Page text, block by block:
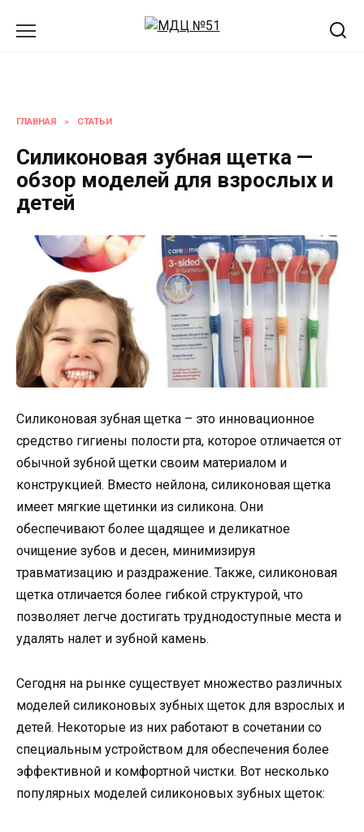
ГЛАВНАЯ » СТАТЬИ
Силиконовая зубная щетка —
обзор моделей для взрослых и
детей
Силиконовая зубная щетка – это инновационное
средство гигиены полости рта, которое отличается от
обычной зубной щетки своим материалом и
конструкцией. Вместо нейлона, силиконовая щетка
имеет мягкие щетинки из силикона. Они
обеспечивают более щадящее и деликатное
очищение зубов и десен, минимизируя
травматизацию и раздражение. Также, силиконовая
щетка отличается более гибкой структурой, что
позволяет легче достигать труднодоступные места и
удалять налет и зубной камень.
Сегодня на рынке существует множество различных
моделей силиконовых зубных щеток для взрослых и
детей. Некоторые из них работают в сочетании со
специальным устройством для обеспечения более
эффективной и комфортной чистки. Вот несколько
популярных моделей силиконовых зубных щеток: